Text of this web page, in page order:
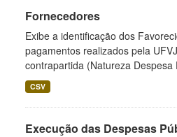
Fornecedores
Exibe a identificação dos
pagamentos realizados pela
contrapartida (Natureza Despesa
CSV
Execução das Despesas